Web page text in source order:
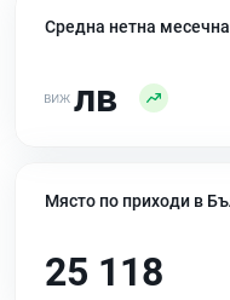
Средна нетна месечна
лв
Място по приходи в
25 118